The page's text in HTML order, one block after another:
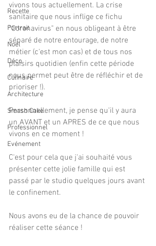
Recette
Portrait
Noël
Déco
Culinaire
Architecture
Smash Cake
Professionnel
Evénement
vivons tous actuellement. La crise
sanitaire que nous inflige ce fichu
"Coronavirus" en nous obligeant à être
séparé de notre entourage, de notre
métier (c'est mon cas) et de tous nos
plaisirs quotidien (enfin cette période
nous permet peut être de réfléchir et de
prioriser !).
Personnellement, je pense qu'il y aura
un AVANT et un APRES de ce que nous
vivons en ce moment !
C'est pour cela que j'ai souhaité vous
présenter cette jolie famille qui est
passé par le studio quelques jours avant
le confinement.
Nous avons eu de la chance de pouvoir
réaliser cette séance !